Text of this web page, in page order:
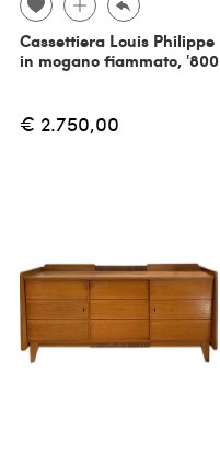
Cassettiera Louis Philippe
in mogano fiammato, '800
€ 2.750,00